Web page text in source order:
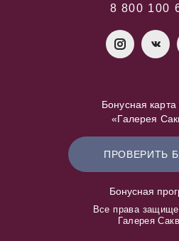
8 800 100
Бонусная карта
«Галерея
ПРОВЕРИТЬ
Бонусная
Все права
Галерея